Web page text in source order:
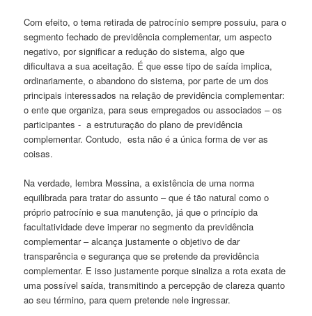
Com efeito, o tema retirada de patrocínio sempre possuiu, para o
segmento fechado de previdência complementar, um aspecto
negativo, por significar a redução do sistema, algo que
dificultava a sua aceitação. É que esse tipo de saída implica,
ordinariamente, o abandono do sistema, por parte de um dos
principais interessados na relação de previdência complementar:
o ente que organiza, para seus empregados ou associados – os
participantes - a estruturação do plano de previdência
complementar. Contudo, esta não é a única forma de ver as
coisas.
Na verdade, lembra Messina, a existência de uma norma
equilibrada para tratar do assunto – que é tão natural como o
próprio patrocínio e sua manutenção, já que o princípio da
facultatividade deve imperar no segmento da previdência
complementar – alcança justamente o objetivo de dar
transparência e segurança que se pretende da previdência
complementar. E isso justamente porque sinaliza a rota exata de
uma possível saída, transmitindo a percepção de clareza quanto
ao seu término, para quem pretende nele ingressar.